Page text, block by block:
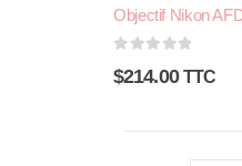
Objectif Nikon
$214.00 TTC